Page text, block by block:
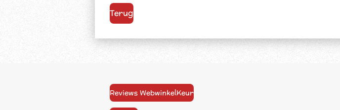
Terug
Reviews WebwinkelKeur